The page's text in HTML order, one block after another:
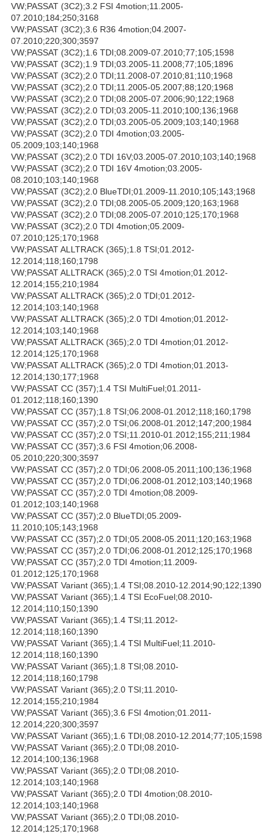
VW;PASSAT (3C2);3.2 FSI 4motion;11.2005-
07.2010;184;250;3168
VW;PASSAT (3C2);3.6 R36 4motion;04.2007-
07.2010;220;300;3597
VW;PASSAT (3C2);1.6 TDI;08.2009-07.2010;77;105;1598
VW;PASSAT (3C2);1.9 TDI;03.2005-11.2008;77;105;1896
VW;PASSAT (3C2);2.0 TDI;11.2008-07.2010;81;110;1968
VW;PASSAT (3C2);2.0 TDI;11.2005-05.2007;88;120;1968
VW;PASSAT (3C2);2.0 TDI;08.2005-07.2006;90;122;1968
VW;PASSAT (3C2);2.0 TDI;03.2005-11.2010;100;136;1968
VW;PASSAT (3C2);2.0 TDI;03.2005-05.2009;103;140;1968
VW;PASSAT (3C2);2.0 TDI 4motion;03.2005-
05.2009;103;140;1968
VW;PASSAT (3C2);2.0 TDI 16V;03.2005-07.2010;103;140;1968
VW;PASSAT (3C2);2.0 TDI 16V 4motion;03.2005-
08.2010;103;140;1968
VW;PASSAT (3C2);2.0 BlueTDI;01.2009-11.2010;105;143;1968
VW;PASSAT (3C2);2.0 TDI;08.2005-05.2009;120;163;1968
VW;PASSAT (3C2);2.0 TDI;08.2005-07.2010;125;170;1968
VW;PASSAT (3C2);2.0 TDI 4motion;05.2009-
07.2010;125;170;1968
VW;PASSAT ALLTRACK (365);1.8 TSI;01.2012-
12.2014;118;160;1798
VW;PASSAT ALLTRACK (365);2.0 TSI 4motion;01.2012-
12.2014;155;210;1984
VW;PASSAT ALLTRACK (365);2.0 TDI;01.2012-
12.2014;103;140;1968
VW;PASSAT ALLTRACK (365);2.0 TDI 4motion;01.2012-
12.2014;103;140;1968
VW;PASSAT ALLTRACK (365);2.0 TDI 4motion;01.2012-
12.2014;125;170;1968
VW;PASSAT ALLTRACK (365);2.0 TDI 4motion;01.2013-
12.2014;130;177;1968
VW;PASSAT CC (357);1.4 TSI MultiFuel;01.2011-
01.2012;118;160;1390
VW;PASSAT CC (357);1.8 TSI;06.2008-01.2012;118;160;1798
VW;PASSAT CC (357);2.0 TSI;06.2008-01.2012;147;200;1984
VW;PASSAT CC (357);2.0 TSI;11.2010-01.2012;155;211;1984
VW;PASSAT CC (357);3.6 FSI 4motion;06.2008-
05.2010;220;300;3597
VW;PASSAT CC (357);2.0 TDI;06.2008-05.2011;100;136;1968
VW;PASSAT CC (357);2.0 TDI;06.2008-01.2012;103;140;1968
VW;PASSAT CC (357);2.0 TDI 4motion;08.2009-
01.2012;103;140;1968
VW;PASSAT CC (357);2.0 BlueTDI;05.2009-
11.2010;105;143;1968
VW;PASSAT CC (357);2.0 TDI;05.2008-05.2011;120;163;1968
VW;PASSAT CC (357);2.0 TDI;06.2008-01.2012;125;170;1968
VW;PASSAT CC (357);2.0 TDI 4motion;11.2009-
01.2012;125;170;1968
VW;PASSAT Variant (365);1.4 TSI;08.2010-12.2014;90;122;1390
VW;PASSAT Variant (365);1.4 TSI EcoFuel;08.2010-
12.2014;110;150;1390
VW;PASSAT Variant (365);1.4 TSI;11.2012-
12.2014;118;160;1390
VW;PASSAT Variant (365);1.4 TSI MultiFuel;11.2010-
12.2014;118;160;1390
VW;PASSAT Variant (365);1.8 TSI;08.2010-
12.2014;118;160;1798
VW;PASSAT Variant (365);2.0 TSI;11.2010-
12.2014;155;210;1984
VW;PASSAT Variant (365);3.6 FSI 4motion;01.2011-
12.2014;220;300;3597
VW;PASSAT Variant (365);1.6 TDI;08.2010-12.2014;77;105;1598
VW;PASSAT Variant (365);2.0 TDI;08.2010-
12.2014;100;136;1968
VW;PASSAT Variant (365);2.0 TDI;08.2010-
12.2014;103;140;1968
VW;PASSAT Variant (365);2.0 TDI 4motion;08.2010-
12.2014;103;140;1968
VW;PASSAT Variant (365);2.0 TDI;08.2010-
12.2014;125;170;1968